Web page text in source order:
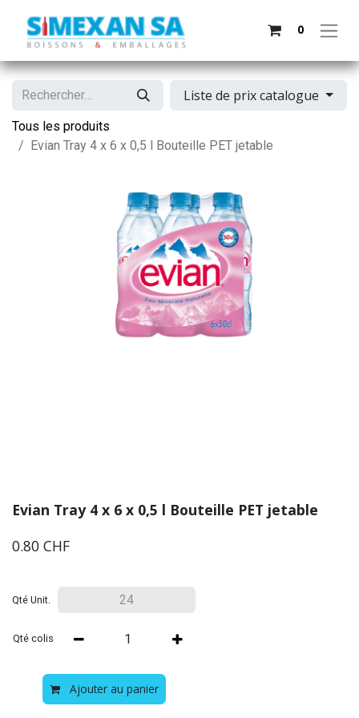
0
Liste de prix catalogue
Tous les produits
Evian Tray 4 x 6 x 0,5 l Bouteille PET jetable
Evian Tray 4 x 6 x 0,5 l Bouteille PET jetable
0.80 CHF
Qté Unit.
Qté colis
Ajouter au panier